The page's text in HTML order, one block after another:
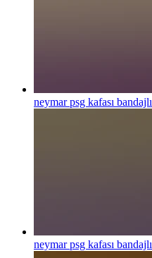
neymar psg kafası bandajlı
neymar psg kafası bandajlı